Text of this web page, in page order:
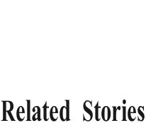
Related Stories